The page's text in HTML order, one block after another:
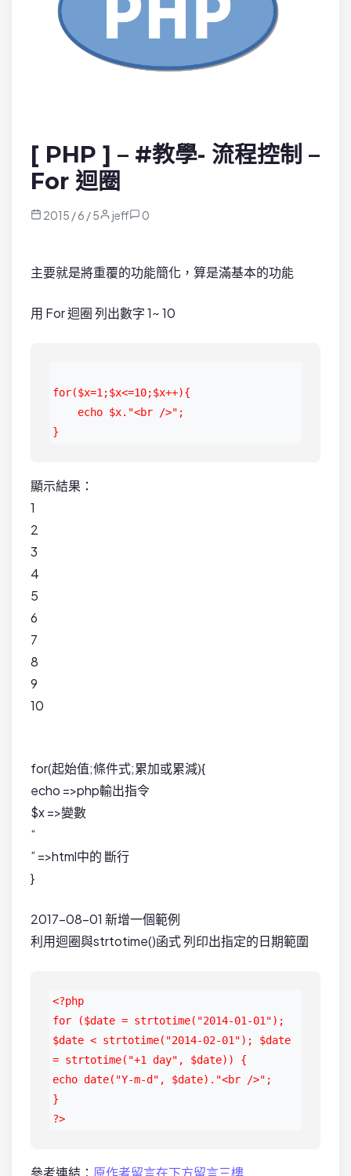
[ PHP ] – #教學- 流程控制 –
For 迴圈
2015 / 6 / 5 jeff 0
主要就是將重覆的功能簡化，算是滿基本的功能
用 For 迴圈 列出數字 1~ 10
for($x=1;$x<=10;$x++){
}
顯示結果：
1
2
3
4
5
6
7
8
9
10
for(起始值;條件式;累加或累減){
echo =>php輸出指令
$x =>變數
“
” =>html中的 斷行
}
2017-08-01 新增一個範例
利用迴圈與strtotime()函式 列印出指定的日期範圍
<?php
for ($date = strtotime("2014-01-01");
$date < strtotime("2014-02-01"); $date
= strtotime("+1 day", $date)) {
echo date("Y-m-d", $date)."<br />";
}
?>
參考連結： 原作者留言在下方留言三樓